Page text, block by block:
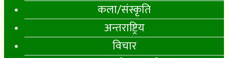
कला/संस्कृति
अन्तराष्ट्रिय
विचार